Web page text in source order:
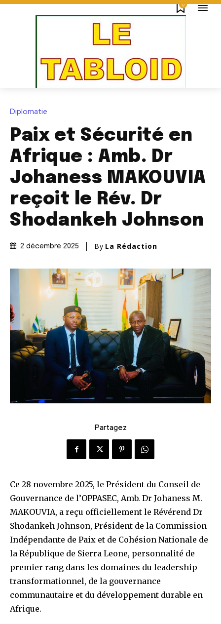
0
Diplomatie
Paix et Sécurité en
Afrique : Amb. Dr
Johaness MAKOUVIA
reçoit le Rév. Dr
Shodankeh Johnson
2 décembre 2025 By La Rédaction
Partagez
Ce 28 novembre 2025, le Président du Conseil de
Gouvernance de l’OPPASEC, Amb. Dr Johaness M.
MAKOUVIA, a reçu officiellement le Révérend Dr
Shodankeh Johnson, Président de la Commission
Indépendante de Paix et de Cohésion Nationale de
la République de Sierra Leone, personnalité de
premier rang dans les domaines du leadership
transformationnel, de la gouvernance
communautaire et du développement durable en
Afrique.